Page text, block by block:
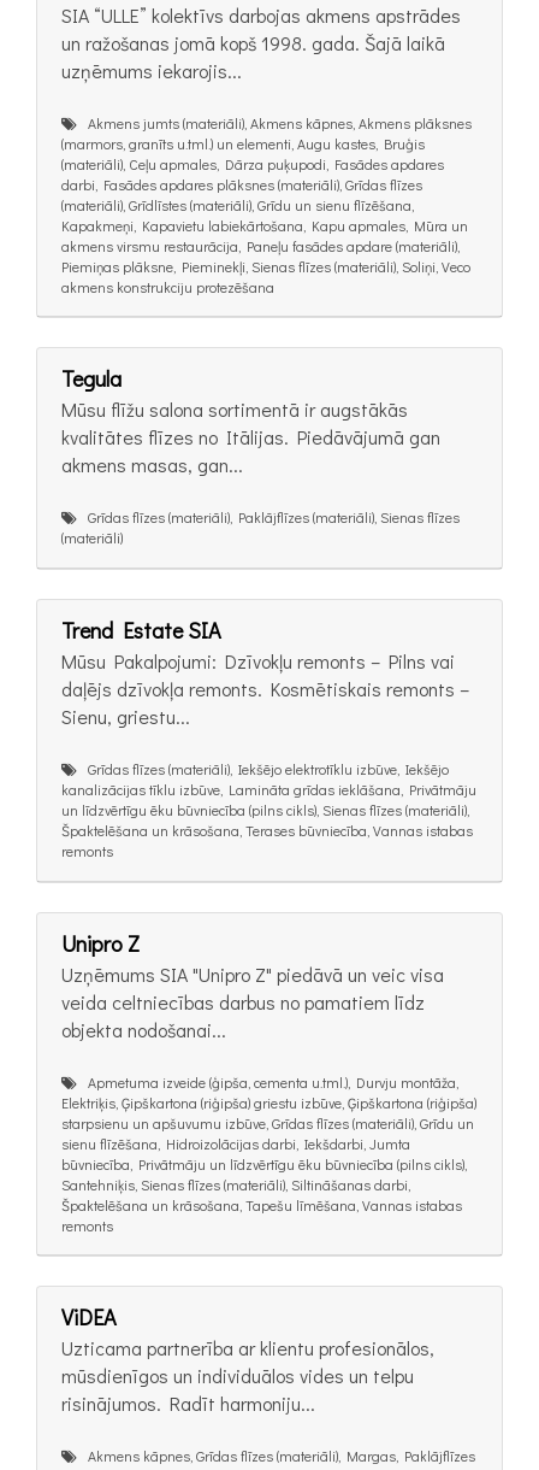
SIA “ULLE” kolektīvs darbojas akmens apstrādes
un ražošanas jomā kopš 1998. gada. Šajā laikā
uzņēmums iekarojis...
Akmens jumts (materiāli), Akmens kāpnes, Akmens plāksnes
(marmors, granīts u.tml.) un elementi, Augu kastes, Bruģis
(materiāli), Ceļu apmales, Dārza puķupodi, Fasādes apdares
darbi, Fasādes apdares plāksnes (materiāli), Grīdas flīzes
(materiāli), Grīdlīstes (materiāli), Grīdu un sienu flīzēšana,
Kapakmeņi, Kapavietu labiekārtošana, Kapu apmales, Mūra un
akmens virsmu restaurācija, Paneļu fasādes apdare (materiāli),
Piemiņas plāksne, Pieminekļi, Sienas flīzes (materiāli), Soliņi, Veco
akmens konstrukciju protezēšana
Tegula
Mūsu flīžu salona sortimentā ir augstākās
kvalitātes flīzes no Itālijas. Piedāvājumā gan
akmens masas, gan...
Grīdas flīzes (materiāli), Paklājflīzes (materiāli), Sienas flīzes
(materiāli)
Trend Estate SIA
Mūsu Pakalpojumi: Dzīvokļu remonts – Pilns vai
daļējs dzīvokļa remonts. Kosmētiskais remonts –
Sienu, griestu...
Grīdas flīzes (materiāli), Iekšējo elektrotīklu izbūve, Iekšējo
kanalizācijas tīklu izbūve, Lamināta grīdas ieklāšana, Privātmāju
un līdzvērtīgu ēku būvniecība (pilns cikls), Sienas flīzes (materiāli),
Špaktelēšana un krāsošana, Terases būvniecība, Vannas istabas
remonts
Unipro Z
Uzņēmums SIA "Unipro Z" piedāvā un veic visa
veida celtniecības darbus no pamatiem līdz
objekta nodošanai...
Apmetuma izveide (ģipša, cementa u.tml.), Durvju montāža,
Elektriķis, Ģipškartona (riģipša) griestu izbūve, Ģipškartona (riģipša)
starpsienu un apšuvumu izbūve, Grīdas flīzes (materiāli), Grīdu un
sienu flīzēšana, Hidroizolācijas darbi, Iekšdarbi, Jumta
būvniecība, Privātmāju un līdzvērtīgu ēku būvniecība (pilns cikls),
Santehniķis, Sienas flīzes (materiāli), Siltināšanas darbi,
Špaktelēšana un krāsošana, Tapešu līmēšana, Vannas istabas
remonts
ViDEA
Uzticama partnerība ar klientu profesionālos,
mūsdienīgos un individuālos vides un telpu
risinājumos. Radīt harmoniju...
Akmens kāpnes, Grīdas flīzes (materiāli), Margas, Paklājflīzes